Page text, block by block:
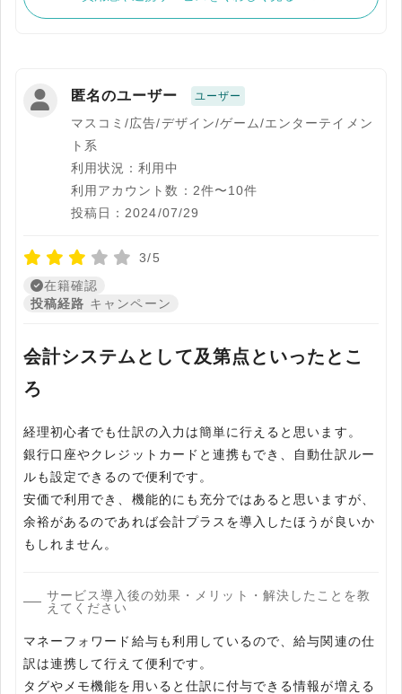
匿名のユーザー ユーザー
マスコミ/広告/デザイン/ゲーム/エンターテイメン
ト系
利用状況：利用中
利用アカウント数：2件〜10件
投稿日：2024/07/29
3/5
在籍確認
投稿経路 キャンペーン
会計システムとして及第点といったとこ
ろ
経理初心者でも仕訳の入力は簡単に行えると思います。
銀行口座やクレジットカードと連携もでき、自動仕訳ルー
ルも設定できるので便利です。
安価で利用でき、機能的にも充分ではあると思いますが、
余裕があるのであれば会計プラスを導入したほうが良いか
もしれません。
サービス導入後の効果・メリット・解決したことを教
えてください
マネーフォワード給与も利用しているので、給与関連の仕
訳は連携して行えて便利です。
タグやメモ機能を用いると仕訳に付与できる情報が増える